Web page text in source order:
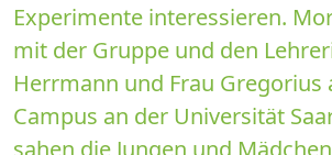
Experimente interessieren.
mit der Gruppe und den
Herrmann und Frau Gregorius
Campus an der Universität
sahen die Jungen und